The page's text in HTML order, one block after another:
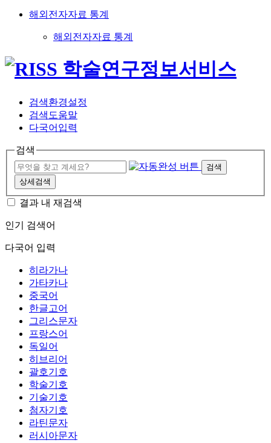
해외전자자료 통계
해외전자자료 통계
검색환경설정
검색도움말
다국어입력
검색
검색
상세검색
결과 내 재검색
인기 검색어
다국어 입력
히라가나
가타카나
중국어
한글고어
그리스문자
프랑스어
독일어
히브리어
괄호기호
학술기호
기술기호
첨자기호
라틴문자
러시아문자